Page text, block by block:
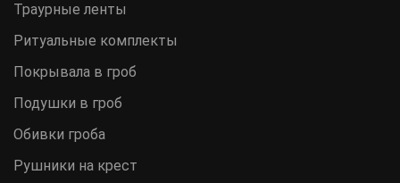
Траурные ленты
Ритуальные комплекты
Покрывала в гроб
Подушки в гроб
Обивки гроба
Рушники на крест